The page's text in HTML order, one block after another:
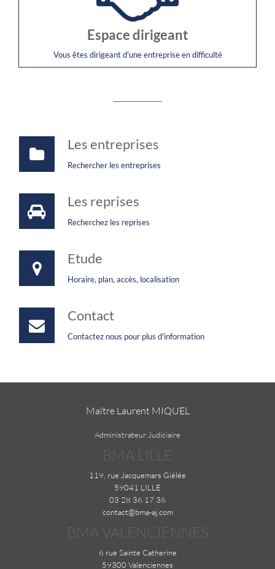
Espace dirigeant
Vous êtes dirigeant d'une entreprise en difficulté
Les entreprises
Rechercher les entreprises
Les reprises
Recherchez les reprises
Etude
Horaire, plan, accès, localisation
Contact
Contactez nous pour plus d'information
Maître Laurent MIQUEL
Administrateur Judiciaire
BMA LILLE
119, rue Jacquemars Giélée
59041 LILLE
03 28 36 17 36
contact@bma-aj.com
BMA VALENCIENNES
6 rue Sainte Catherine
59300 Valenciennes